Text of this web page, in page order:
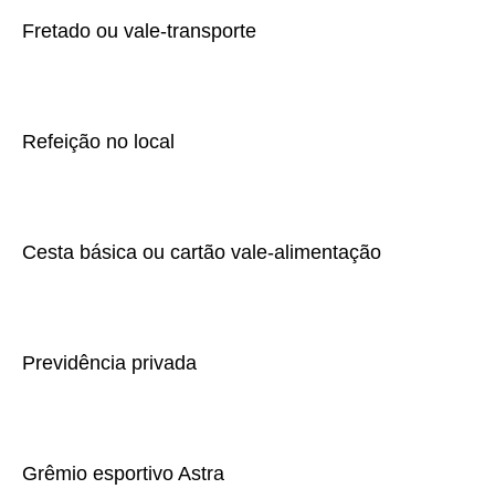
Fretado ou vale-transporte
Refeição no local
Cesta básica ou cartão vale-alimentação
Previdência privada
Grêmio esportivo Astra